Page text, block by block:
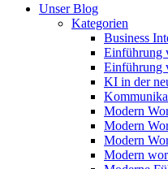
Close
Unser Blog
Kategorien
Business
Einführung
Einführung
KI in der
Modern
Modern
Modern
Modern